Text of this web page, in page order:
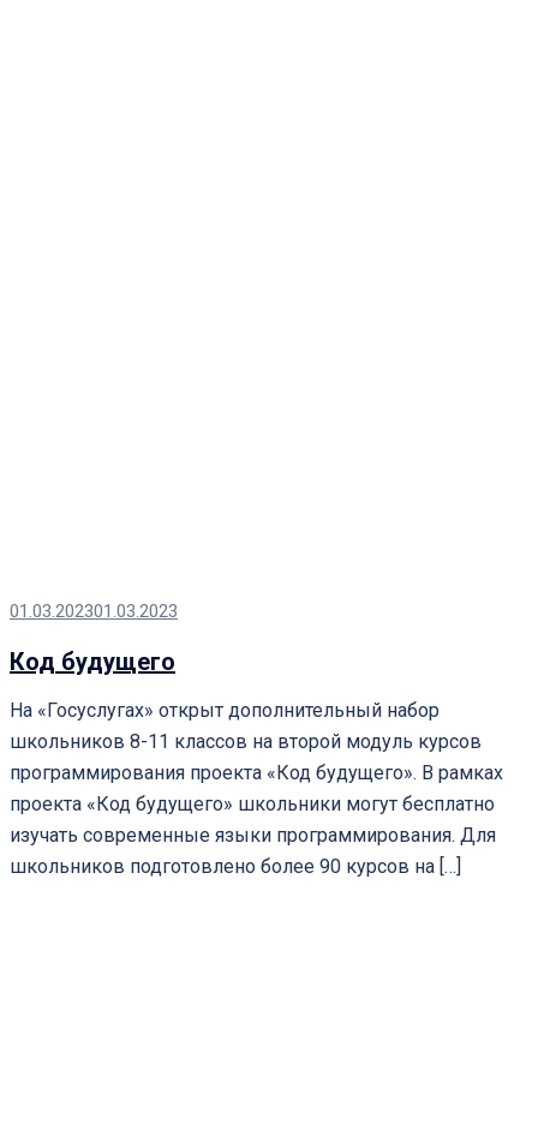
01.03.202301.03.2023
Код будущего
На «Госуслугах» открыт дополнительный набор
школьников 8-11 классов на второй модуль курсов
программирования проекта «Код будущего». В рамках
проекта «Код будущего» школьники могут бесплатно
изучать современные языки программирования. Для
школьников подготовлено более 90 курсов на […]